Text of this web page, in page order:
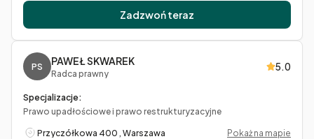
Zadzwoń teraz
PS PAWEŁ SKWAREK
Radca prawny
5.0
Specjalizacje:
Prawo upadłościowe i prawo restrukturyzacyjne
Przyczółkowa 400 , Warszawa
Pokaż na mapie